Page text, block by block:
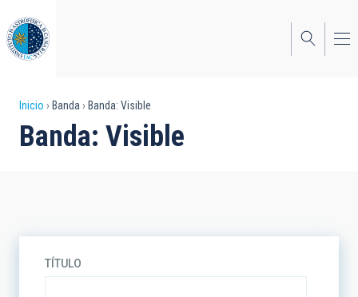
al
contenido
principal
Sobrescribir
enlaces
navegación
Inicio Banda Banda: Visible
Banda: Visible
TÍTULO